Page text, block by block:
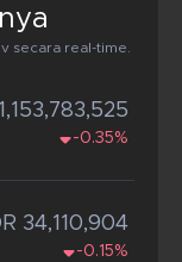
secara real-time.
-0.35%
34,110,904
-0.15%